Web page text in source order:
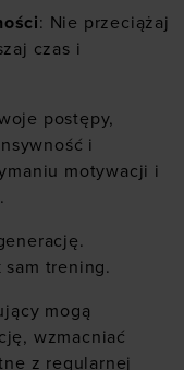
: Nie przeciążaj
czas i
postępy,
i
motywacji i
trening.
mogą
wzmacniać
z regularnej